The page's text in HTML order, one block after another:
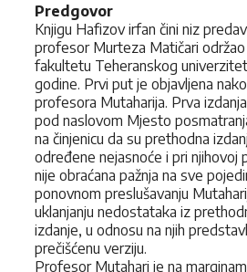
Predgovor
Knjigu Hafizov irfan čini niz
profesor Murteza Matičari
fakultetu Teheranskog
godine. Prvi put je objavljena
profesora Mutaharija. Prva
pod naslovom Mjesto
na činjenicu da su prethodna
određene nejasnoće i pri njihovoj
nije obraćana pažnja na sve
ponovnom preslušavanju
uklanjanju nedostataka iz
izdanje, u odnosu na njih
prečišćenu verziju.
Profesor Mutahari je na